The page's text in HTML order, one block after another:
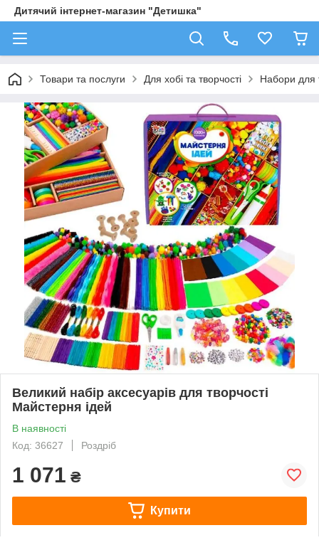
Дитячий інтернет-магазин "Детишка"
Товари та послуги Для хобі та творчості Набори для
Великий набір аксесуарів для творчості
Майстерня ідей
В наявності
Код: 36627
Роздріб
1 071 ₴
Купити